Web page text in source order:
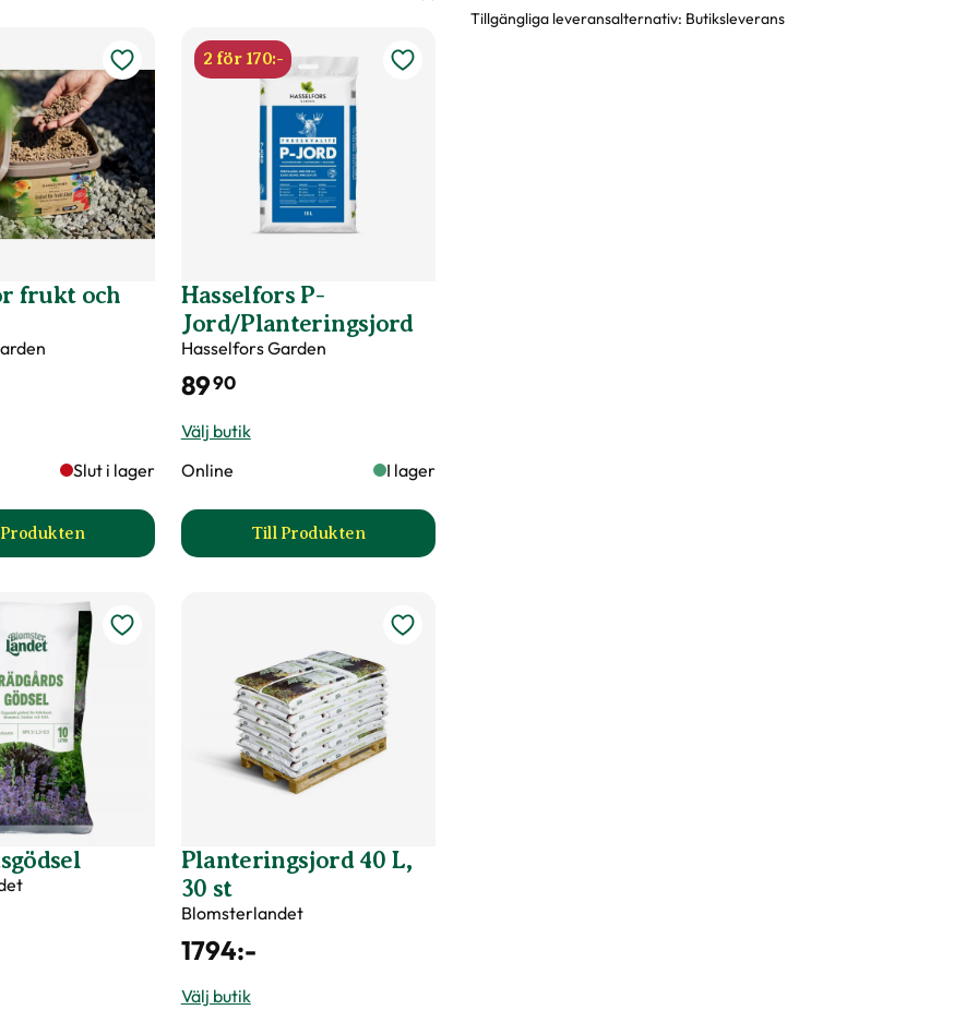
Tillgängliga leveransalternativ: Butiksleverans
Himalaya, SC Asien, Manchuriet
bort skadade, korsade och inåtväxande grenar
för att underlätta buskens etablering.
kan du gödsla efter behov på våren.
frukt och
Slut i lager
till Gödsel för frukt och bär produktsida
2 för 170:-
Hasselfors P-
Jord/Planteringsjord
Hasselfors Garden
8990
Välj butik
Online
I lager
Till Produkten
till Hasselfors P-Jord/Planteringsjord produktsida
Planteringsjord 40 L,
30 st
Blomsterlandet
1794:-
Välj butik